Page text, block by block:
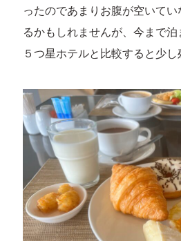
ったのであまりお腹が空いて
るかもしれませんが、今まで
５つ星ホテルと比較すると少し